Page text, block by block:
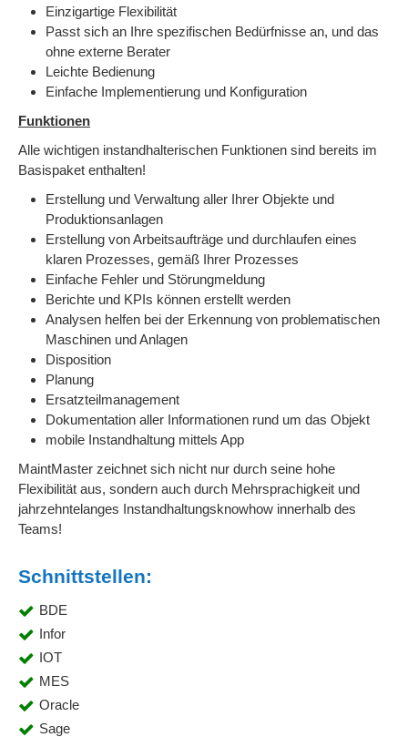
Einzigartige Flexibilität
Passt sich an Ihre spezifischen Bedürfnisse an, und das
ohne externe Berater
Leichte Bedienung
Einfache Implementierung und Konfiguration
Funktionen
Alle wichtigen instandhalterischen Funktionen sind bereits im
Basispaket enthalten!
Erstellung und Verwaltung aller Ihrer Objekte und
Produktionsanlagen
Erstellung von Arbeitsaufträge und durchlaufen eines
klaren Prozesses, gemäß Ihrer Prozesses
Einfache Fehler und Störungmeldung
Berichte und KPIs können erstellt werden
Analysen helfen bei der Erkennung von problematischen
Maschinen und Anlagen
Disposition
Planung
Ersatzteilmanagement
Dokumentation aller Informationen rund um das Objekt
mobile Instandhaltung mittels App
MaintMaster zeichnet sich nicht nur durch seine hohe
Flexibilität aus, sondern auch durch Mehrsprachigkeit und
jahrzehntelanges Instandhaltungsknowhow innerhalb des
Teams!
Schnittstellen:
BDE
Infor
IOT
MES
Oracle
Sage